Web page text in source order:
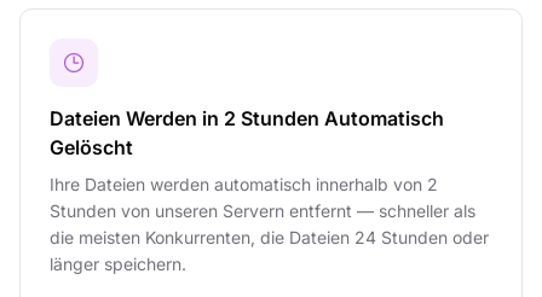
Dateien Werden in 2 Stunden Automatisch
Gelöscht
Ihre Dateien werden automatisch innerhalb von 2
Stunden von unseren Servern entfernt — schneller als
die meisten Konkurrenten, die Dateien 24 Stunden oder
länger speichern.